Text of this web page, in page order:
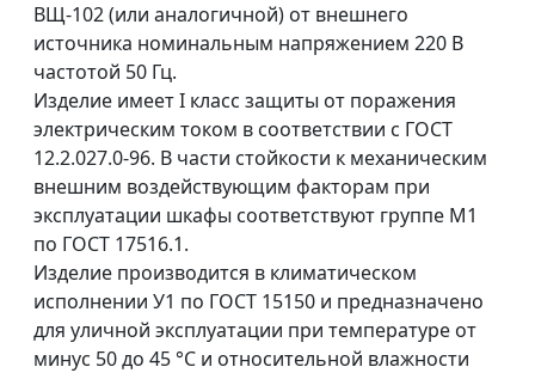
ВЩ-102 (или аналогичной) от внешнего
источника номинальным напряжением 220 В
частотой 50 Гц.
Изделие имеет I класс защиты от поражения
электрическим током в соответствии с ГОСТ
12.2.027.0-96. В части стойкости к механическим
внешним воздействующим факторам при
эксплуатации шкафы соответствуют группе М1
по ГОСТ 17516.1.
Изделие производится в климатическом
исполнении У1 по ГОСТ 15150 и предназначено
для уличной эксплуатации при температуре от
минус 50 до 45 °С и относительной влажности